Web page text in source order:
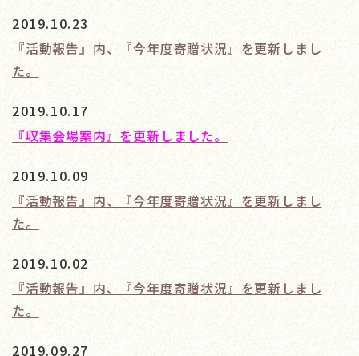
2019.10.23
『活動報告』内、『今年度寄贈状況』を更新しまし
た。
2019.10.17
『収集会場案内』を更新しました。
2019.10.09
『活動報告』内、『今年度寄贈状況』を更新しまし
た。
2019.10.02
『活動報告』内、『今年度寄贈状況』を更新しまし
た。
2019.09.27